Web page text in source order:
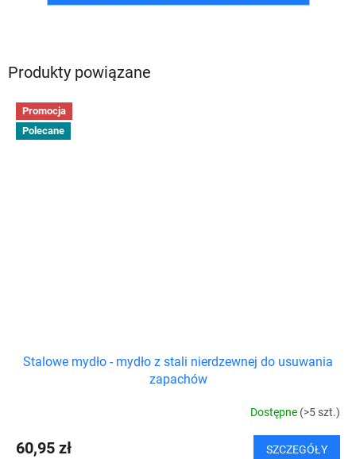
Produkty powiązane
Promocja
Polecane
Stalowe mydło - mydło z stali nierdzewnej do usuwania
zapachów
Dostępne (>5 szt.)
60,95 zł SZCZEGÓŁY